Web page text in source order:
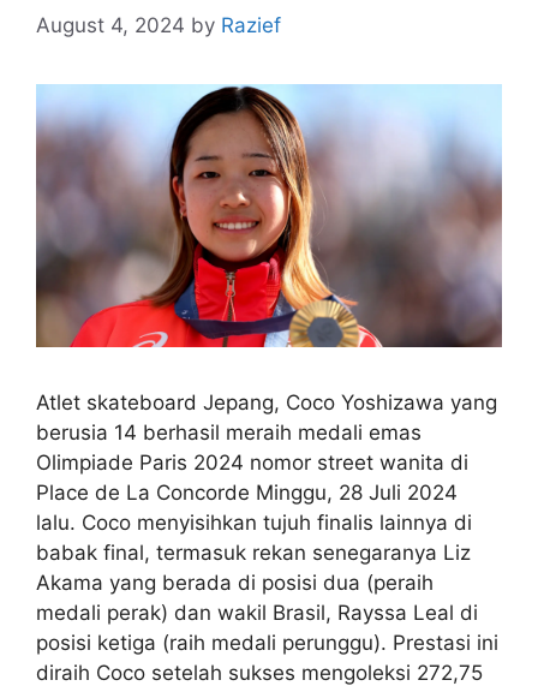
August 4, 2024 by Razief
Atlet skateboard Jepang, Coco Yoshizawa yang
berusia 14 berhasil meraih medali emas
Olimpiade Paris 2024 nomor street wanita di
Place de La Concorde Minggu, 28 Juli 2024
lalu. Coco menyisihkan tujuh finalis lainnya di
babak final, termasuk rekan senegaranya Liz
Akama yang berada di posisi dua (peraih
medali perak) dan wakil Brasil, Rayssa Leal di
posisi ketiga (raih medali perunggu). Prestasi ini
diraih Coco setelah sukses mengoleksi 272,75